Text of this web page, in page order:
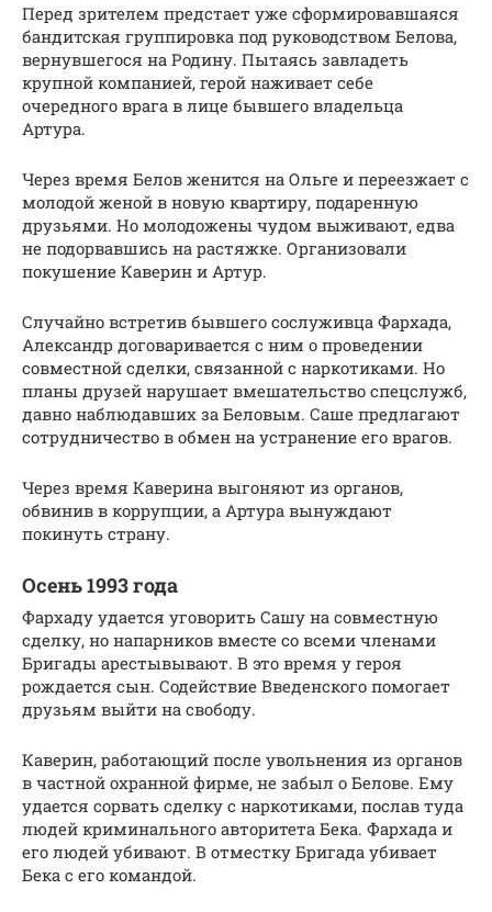
Перед зрителем предстает уже сформировавшаяся
бандитская группировка под руководством Белова,
вернувшегося на Родину. Пытаясь завладеть
крупной компанией, герой наживает себе
очередного врага в лице бывшего владельца
Артура.
Через время Белов женится на Ольге и переезжает с
молодой женой в новую квартиру, подаренную
друзьями. Но молодожены чудом выживают, едва
не подорвавшись на растяжке. Организовали
покушение Каверин и Артур.
Случайно встретив бывшего сослуживца Фархада,
Александр договаривается с ним о проведении
совместной сделки, связанной с наркотиками. Но
планы друзей нарушает вмешательство спецслужб,
давно наблюдавших за Беловым. Саше предлагают
сотрудничество в обмен на устранение его врагов.
Через время Каверина выгоняют из органов,
обвинив в коррупции, а Артура вынуждают
покинуть страну.
Осень 1993 года
Фархаду удается уговорить Сашу на совместную
сделку, но напарников вместе со всеми членами
Бригады арестывывают. В это время у героя
рождается сын. Содействие Введенского помогает
друзьям выйти на свободу.
Каверин, работающий после увольнения из органов
в частной охранной фирме, не забыл о Белове. Ему
удается сорвать сделку с наркотиками, послав туда
людей криминального авторитета Бека. Фархада и
его людей убивают. В отместку Бригада убивает
Бека с его командой.